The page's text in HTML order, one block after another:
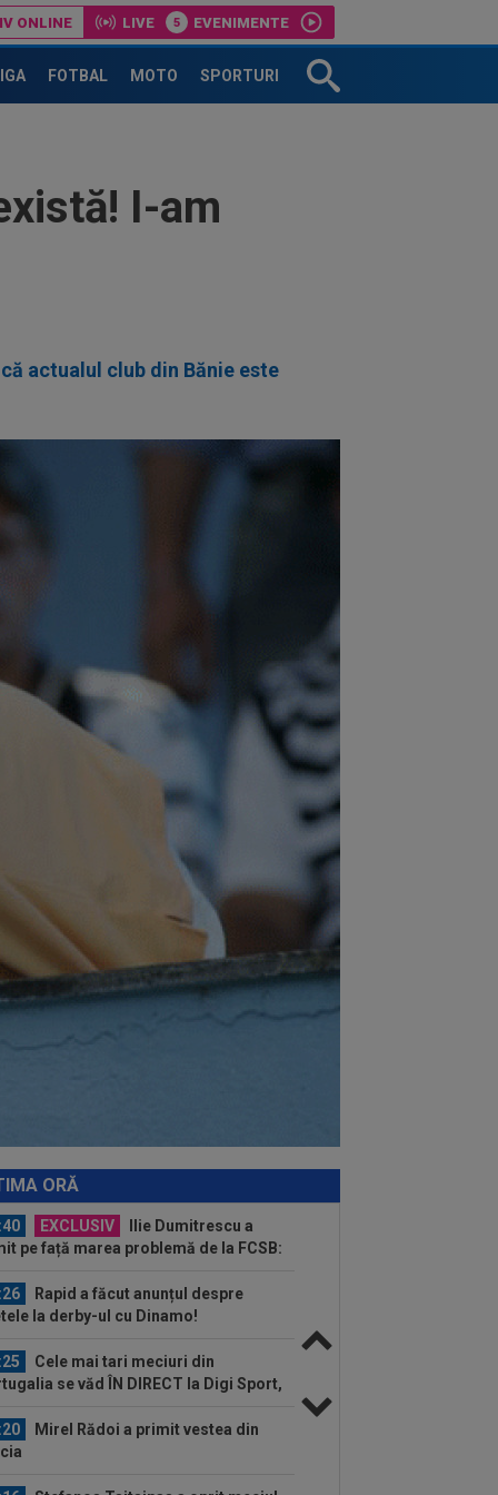
ONLINE LIVE EVENIMENTE
FOTBAL MOTO SPORTURI
I-am
actualul club din Bănie este
ORĂ
Mirel Rădoi a primit vestea din
A fost la un pas de Inter, dar a
palma cu altă echipă și l-a lăsat pe...
Modificări ale regulamentului din
Champions League!
pe Mo Salah: "Mă gândeam că vrea
în direct la Digi Sport 1. Se anunță
EXCLUSIV
Ilie Dumitrescu a
pe față marea problemă de la FCSB:
Rapid a făcut anunțul despre
la derby-ul cu Dinamo!
Cele mai tari meciuri din
se văd ÎN DIRECT la Digi Sport,
Mirel Rădoi a primit vestea din